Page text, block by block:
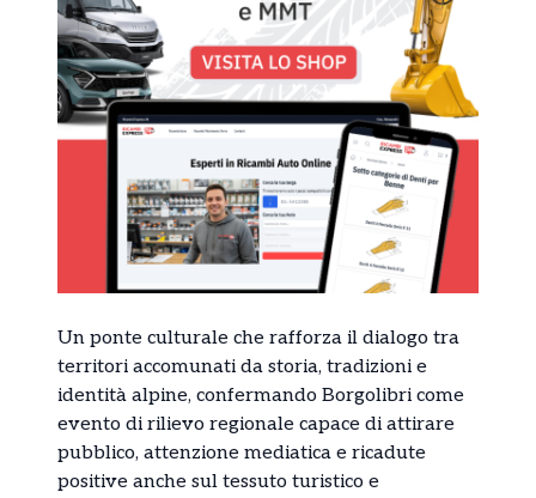
Un ponte culturale che rafforza il dialogo tra
territori accomunati da storia, tradizioni e
identità alpine, confermando Borgolibri come
evento di rilievo regionale capace di attirare
pubblico, attenzione mediatica e ricadute
positive anche sul tessuto turistico e